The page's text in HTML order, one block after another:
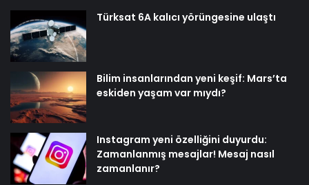
Türksat 6A kalıcı yörüngesine ulaştı
Bilim insanlarından yeni keşif: Mars’ta
eskiden yaşam var mıydı?
Instagram yeni özelliğini duyurdu:
Zamanlanmış mesajlar! Mesaj nasıl
zamanlanır?